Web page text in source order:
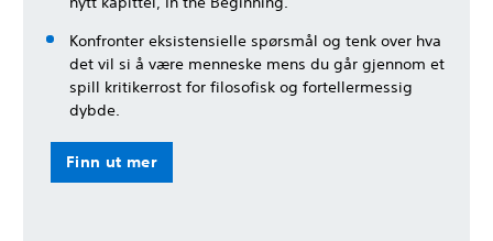
Konfronter eksistensielle spørsmål og tenk over hva
det vil si å være menneske mens du går gjennom et
spill kritikerrost for filosofisk og fortellermessig
dybde.
Finn ut mer